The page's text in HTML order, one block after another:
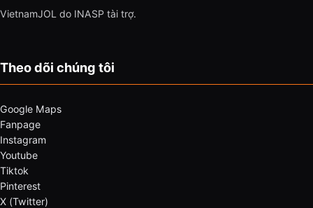
VietnamJOL do INASP tài trợ.
Theo dõi chúng tôi
Google Maps
Fanpage
Instagram
Youtube
Tiktok
Pinterest
X (Twitter)